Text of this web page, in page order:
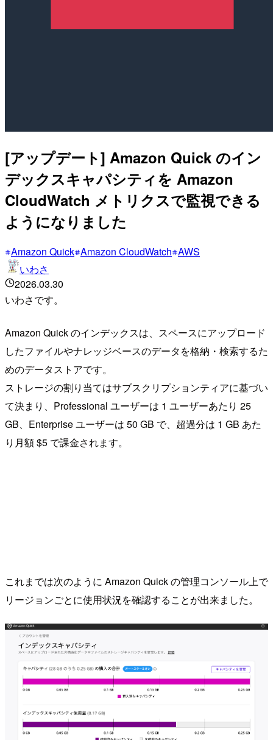
[アップデート] Amazon Quick のイン
デックスキャパシティを Amazon
CloudWatch メトリクスで監視できる
ようになりました
Amazon Quick Amazon CloudWatch AWS
いわさ
2026.03.30
いわさです。
Amazon Quick のインデックスは、スペースにアップロード
したファイルやナレッジベースのデータを格納・検索するた
めのデータストアです。
ストレージの割り当てはサブスクリプションティアに基づい
て決まり、Professional ユーザーは 1 ユーザーあたり 25
GB、Enterprise ユーザーは 50 GB で、超過分は 1 GB あた
り月額 $5 で課金されます。
これまでは次のように Amazon Quick の管理コンソール上で
リージョンごとに使用状況を確認することが出来ました。